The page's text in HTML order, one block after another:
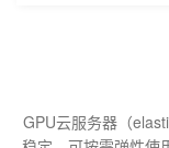
GPU云服务器（